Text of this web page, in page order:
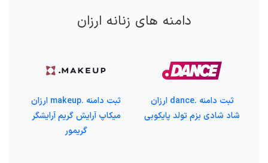
دامنه های زنانه ارزان
ثبت دامنه .dance ارزان
شاد شادی بزم تولد پایکوبی
ثبت دامنه .makeup ارزان
میکاپ آرایش گریم آرایشگر
گریمور